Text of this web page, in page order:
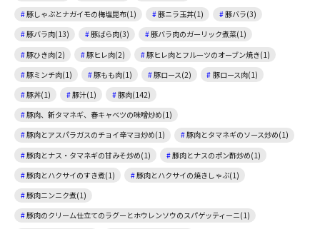
豚しゃぶとナガイモの梅塩昆布(1)
豚ニラ玉丼(1)
豚バラ(3)
豚バラ肉(13)
豚ばら肉(3)
豚バラ肉のガーリック煮菜(1)
豚ひき肉(2)
豚ヒレ肉(2)
豚ヒレ肉とフルーツのオーブン焼き(1)
豚ミンチ肉(1)
豚もも肉(1) 豚ロース(2)
豚ロース肉(1)
豚丼(1)
豚汁(1)
豚肉(142)
豚肉、新タマネギ、春キャベツの味噌炒め(1)
豚肉とアスパラガスのチョイ辛マヨ炒め(1)
豚肉とタマネギのソース炒め(1)
豚肉とナス・タマネギの甘みそ炒め(1)
豚肉とナスのポン酢炒め(1)
豚肉とハクサイのすき煮(1)
豚肉とハクサイの焼きしゃぶ(1)
豚肉ニンニク煮(1)
豚肉のクリーム仕立てのラグーとホウレンソウのスパゲッティーニ(1)